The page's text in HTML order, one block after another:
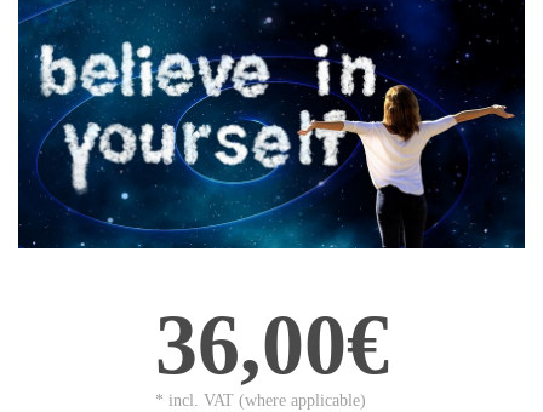
36,00€
* incl. VAT (where applicable)